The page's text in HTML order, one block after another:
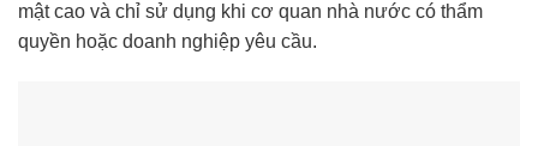
mật cao và chỉ sử dụng khi cơ quan nhà nước có thẩm
quyền hoặc doanh nghiệp yêu cầu.